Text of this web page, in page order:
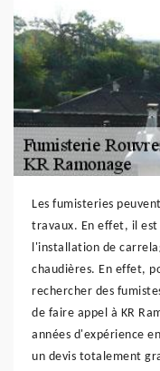
Les fumisteries
travaux. En effet, il
l'installation de
chaudières. En effet,
rechercher des
de faire appel à KR
années d'expérience
un devis totalement